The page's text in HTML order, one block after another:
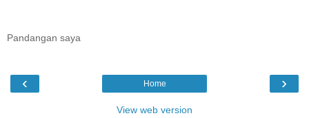
Pandangan saya
‹ ›
Home
View web version